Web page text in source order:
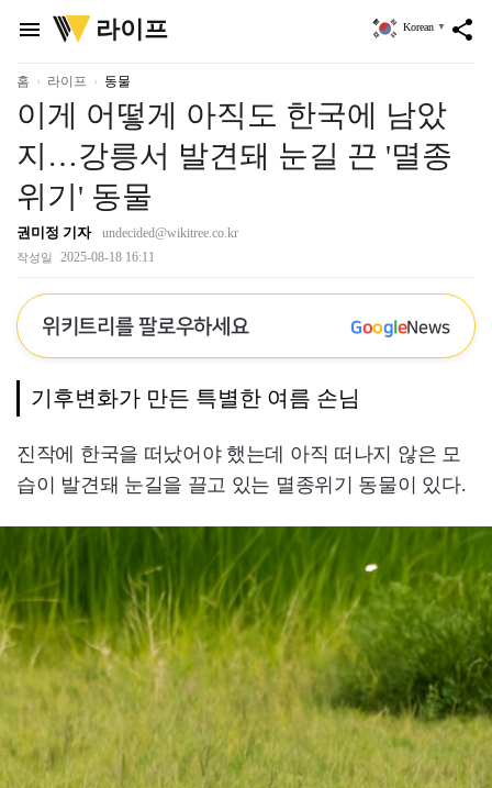
menu
위
키
리
라이프 share
Korean ▼
홈 라이프 동물
이게 어떻게 아직도 한국에 남았
지…강릉서 발견돼 눈길 끈 '멸종
위기' 동물
권미정 기자 undecided@wikitree.co.kr
작성일 2025-08-18 16:11
위키트리를 팔로우하세요 GoogleNews
기후변화가 만든 특별한 여름 손님
진작에 한국을 떠났어야 했는데 아직 떠나지 않은 모
습이 발견돼 눈길을 끌고 있는 멸종위기 동물이 있다.